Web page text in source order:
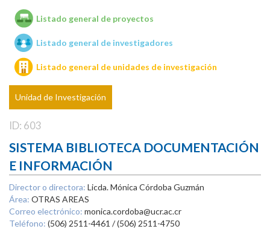
Unidades de investigación
Listado general de proyectos
Listado general de investigadores
Listado general de unidades de investigación
Unidad de Investigación
ID: 603
SISTEMA BIBLIOTECA DOCUMENTACIÓN
E INFORMACIÓN
Director o directora: Licda. Mónica Córdoba Guzmán
Área: OTRAS AREAS
Correo electrónico: monica.cordoba@ucr.ac.cr
Teléfono: (506) 2511-4461 / (506) 2511-4750